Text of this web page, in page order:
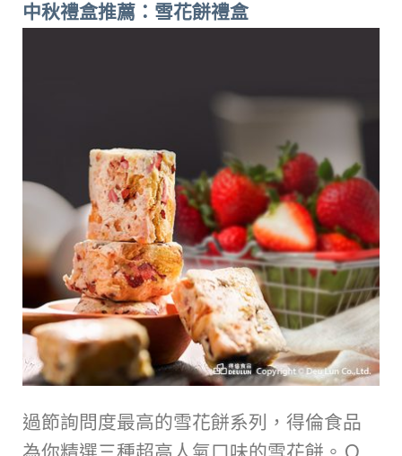
中秋禮盒推薦：雪花餅禮盒
過節詢問度最高的雪花餅系列，得倫食品